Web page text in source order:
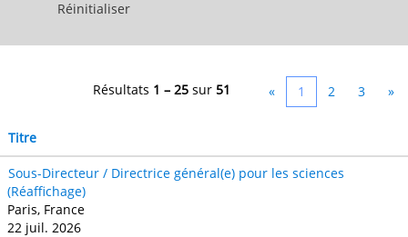
Réinitialiser
Résultats 1 – 25 sur 51 « 1 2 3 »
Titre
Sous-Directeur / Directrice général(e) pour les sciences
(Réaffichage)
Paris, France
22 juil. 2026